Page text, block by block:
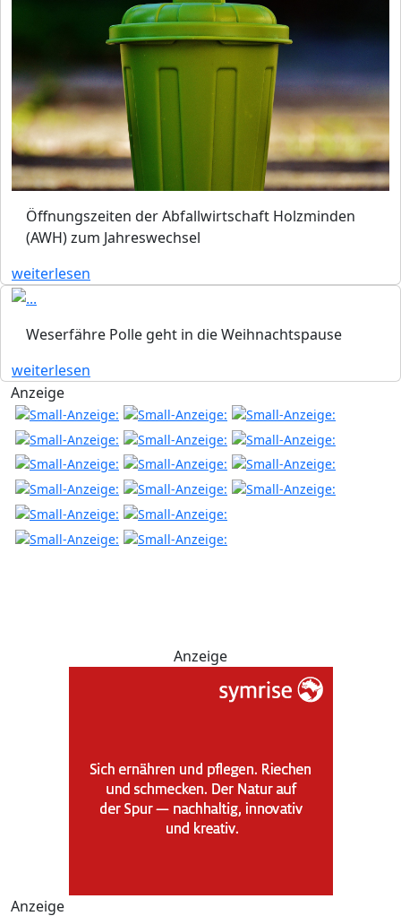
Öffnungszeiten der Abfallwirtschaft Holzminden
(AWH) zum Jahreswechsel
weiterlesen
Weserfähre Polle geht in die Weihnachtspause
weiterlesen
Anzeige
Anzeige
Anzeige